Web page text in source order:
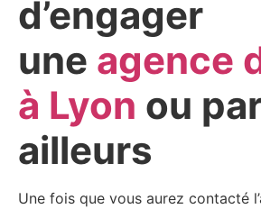
d’engager
une agence
à Lyon ou
ailleurs
Une fois que vous aurez contacté